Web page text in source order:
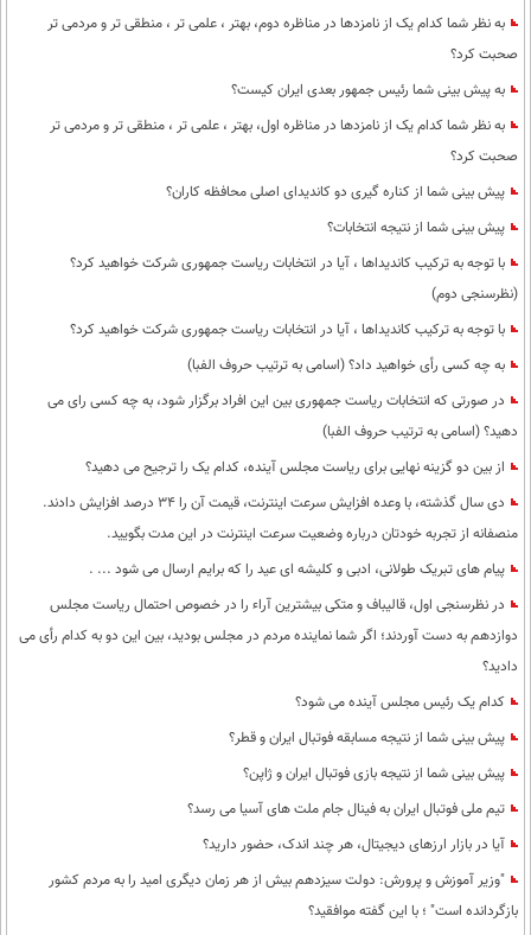
به نظر شما کدام یک از نامزدها در مناظره دوم، بهتر ، علمی تر ، منطقی تر و مردمی تر
صحبت کرد؟
به پیش بینی شما رئیس جمهور بعدی ایران کیست؟
به نظر شما کدام یک از نامزدها در مناظره اول، بهتر ، علمی تر ، منطقی تر و مردمی تر
صحبت کرد؟
پیش بینی شما از کناره گیری دو کاندیدای اصلی محافظه کاران؟
پیش بینی شما از نتیجه انتخابات؟
با توجه به ترکیب کاندیداها ، آیا در انتخابات ریاست جمهوری شرکت خواهید کرد؟
(نظرسنجی دوم)
با توجه به ترکیب کاندیداها ، آیا در انتخابات ریاست جمهوری شرکت خواهید کرد؟
به چه کسی رأی خواهید داد؟ (اسامی به ترتیب حروف الفبا)
در صورتی که انتخابات ریاست جمهوری بین این افراد برگزار شود، به چه کسی رای می
دهید؟ (اسامی به ترتیب حروف الفبا)
از بین دو گزینه نهایی برای ریاست مجلس آینده، کدام یک را ترجیح می دهید؟
دی سال گذشته، با وعده افزایش سرعت اینترنت، قیمت آن را 34 درصد افزایش دادند.
منصفانه از تجربه خودتان درباره وضعیت سرعت اینترنت در این مدت بگویید.
پیام های تبریک طولانی، ادبی و کلیشه ای عید را که برایم ارسال می شود ... .
در نظرسنجی اول، قالیباف و متکی بیشترین آراء را در خصوص احتمال ریاست مجلس
دوازدهم به دست آوردند؛ اگر شما نماینده مردم در مجلس بودید، بین این دو به کدام رأی می
دادید؟
کدام یک رئیس مجلس آینده می شود؟
پیش بینی شما از نتیجه مسابقه فوتبال ایران و قطر؟
پیش بینی شما از نتیجه بازی فوتبال ایران و ژاپن؟
تیم ملی فوتبال ایران به فینال جام ملت های آسیا می رسد؟
آیا در بازار ارزهای دیجیتال، هر چند اندک، حضور دارید؟
"وزیر آموزش و پرورش: دولت سیزدهم بیش از هر زمان دیگری امید را به مردم کشور
بازگردانده است" ؛ با این گفته موافقید؟